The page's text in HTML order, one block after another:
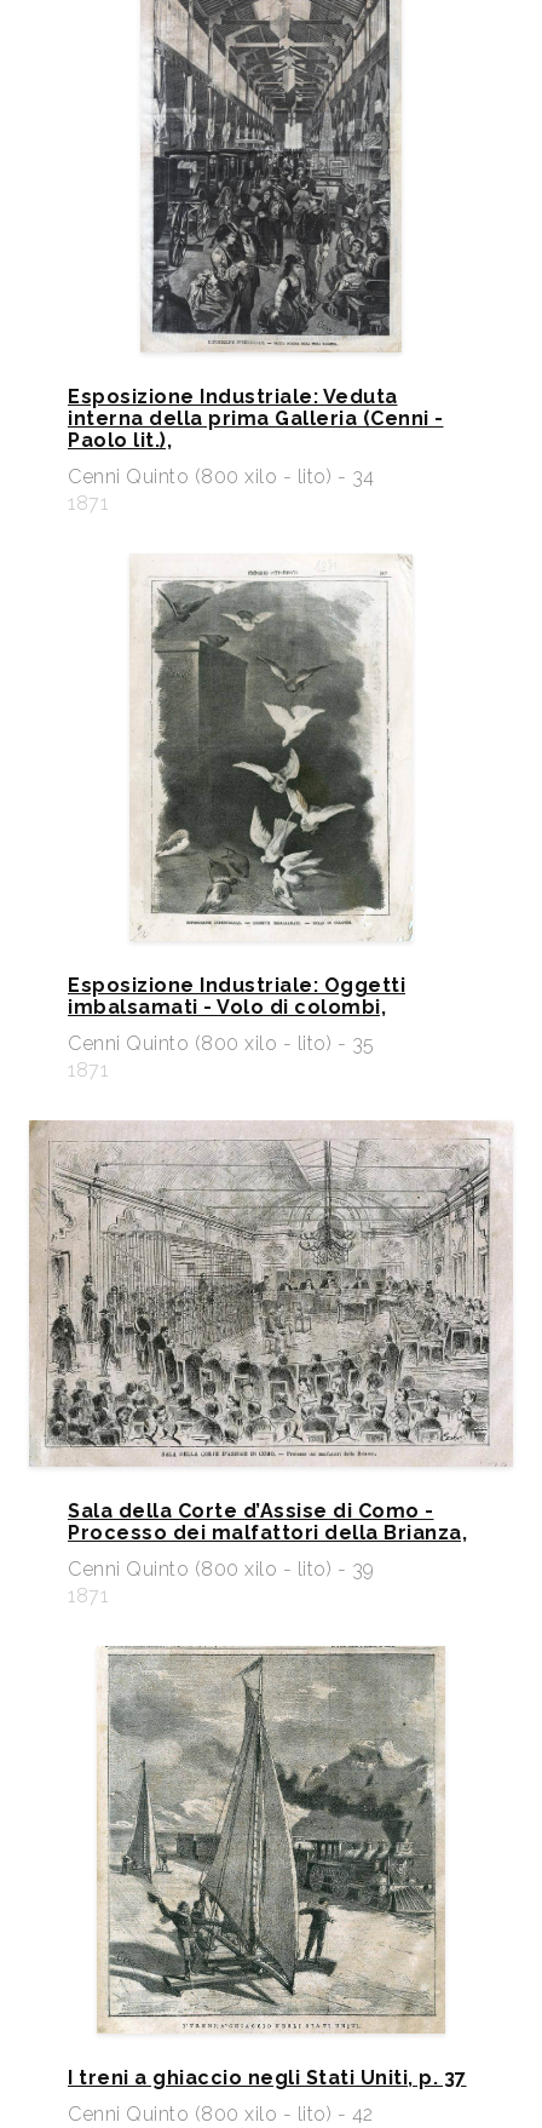
Esposizione Industriale: Veduta
interna della prima Galleria (Cenni -
Paolo lit.),
Cenni Quinto (800 xilo - lito) - 34
1871
Esposizione Industriale: Oggetti
imbalsamati - Volo di colombi,
Cenni Quinto (800 xilo - lito) - 35
1871
Sala della Corte d’Assise di Como -
Processo dei malfattori della Brianza,
Cenni Quinto (800 xilo - lito) - 39
1871
I treni a ghiaccio negli Stati Uniti, p. 37
Cenni Quinto (800 xilo - lito) - 42